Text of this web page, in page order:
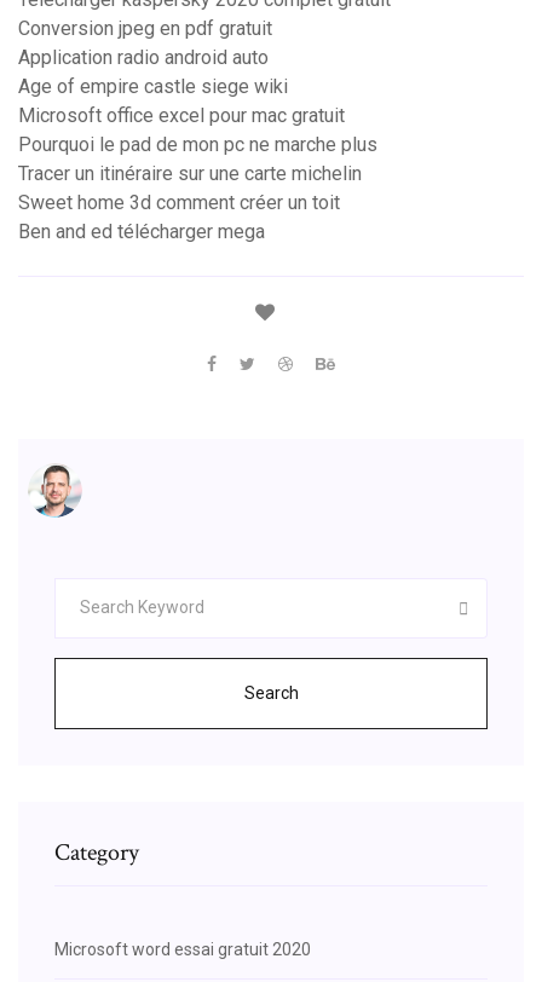
Conversion jpeg en pdf gratuit
Application radio android auto
Age of empire castle siege wiki
Microsoft office excel pour mac gratuit
Pourquoi le pad de mon pc ne marche plus
Tracer un itinéraire sur une carte michelin
Sweet home 3d comment créer un toit
Ben and ed télécharger mega
Search
Category
Microsoft word essai gratuit 2020